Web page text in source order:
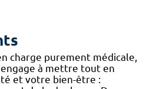
charge purement médicale,
à mettre tout en
et votre bien-être :